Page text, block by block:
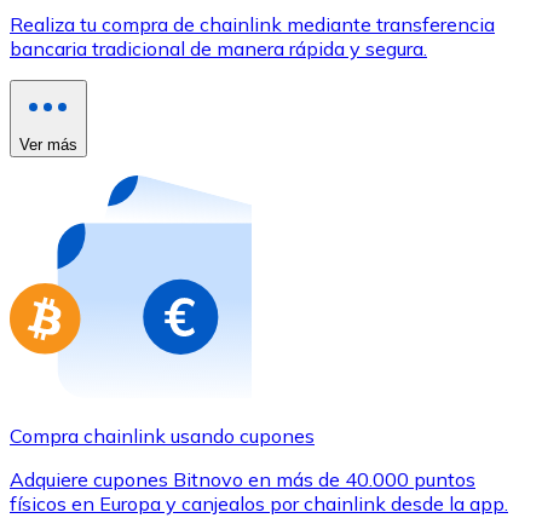
Comprar con tarjeta
Tienda - Tarjetas regalo
Nuevo
Compra tarjetas regalo de tus marcas favoritas con
Ir a la tienda de tarjetas regalo
Realiza tu compra de chainlink mediante transferencia
bancaria tradicional de manera rápida y segura.
Ver más
Compra chainlink usando cupones
Adquiere cupones Bitnovo en más de 40.000 puntos
físicos en Europa y canjealos por chainlink desde la app.